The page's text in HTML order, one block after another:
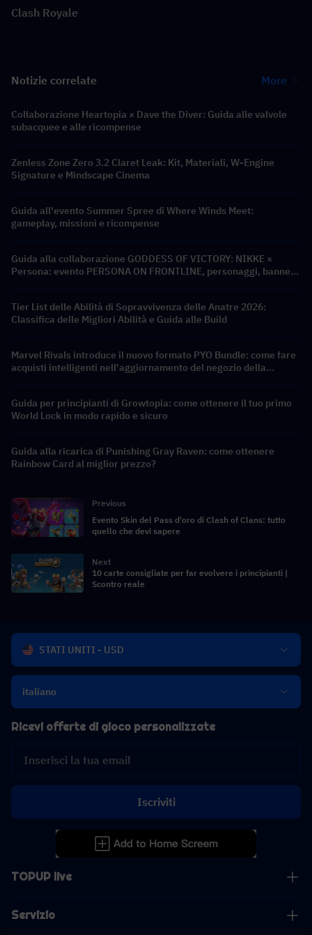
Clash Royale
Notizie correlate More
Collaborazione Heartopia × Dave the Diver: Guida alle valvole
subacquee e alle ricompense
Zenless Zone Zero 3.2 Claret Leak: Kit, Materiali, W-Engine
Signature e Mindscape Cinema
Guida all'evento Summer Spree di Where Winds Meet:
gameplay, missioni e ricompense
Guida alla collaborazione GODDESS OF VICTORY: NIKKE ×
Persona: evento PERSONA ON FRONTLINE, personaggi, banner
Tier List delle Abilità di Sopravvivenza delle Anatre 2026:
Classifica delle Migliori Abilità e Guida alle Build
Marvel Rivals introduce il nuovo formato PYO Bundle: come fare
acquisti intelligenti nell'aggiornamento del negozio della
Guida per principianti di Growtopia: come ottenere il tuo primo
World Lock in modo rapido e sicuro
Guida alla ricarica di Punishing Gray Raven: come ottenere
Rainbow Card al miglior prezzo?
Previous
Evento Skin del Pass d'oro di Clash of Clans: tutto
quello che devi sapere
Next
10 carte consigliate per far evolvere i principianti |
Scontro reale
STATI UNITI - USD
italiano
TOPUP live
Servizio
Ricevi offerte di gioco personalizzate
Iscriviti